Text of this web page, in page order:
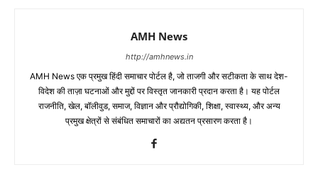
AMH News
http://amhnews.in
AMH News एक प्रमुख हिंदी समाचार पोर्टल है, जो ताजगी और सटीकता के साथ देश-
विदेश की ताज़ा घटनाओं और मुद्दों पर विस्तृत जानकारी प्रदान करता है। यह पोर्टल
राजनीति, खेल, बॉलीवुड, समाज, विज्ञान और प्रौद्योगिकी, शिक्षा, स्वास्थ्य, और अन्य
प्रमुख क्षेत्रों से संबंधित समाचारों का अद्यतन प्रसारण करता है।